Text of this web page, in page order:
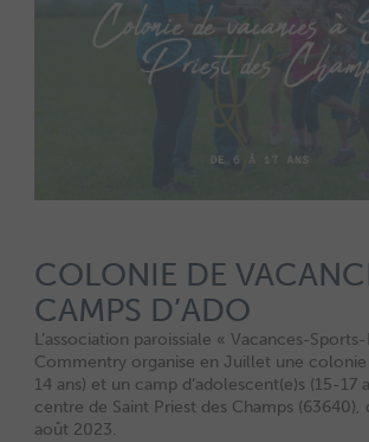
COLONIE DE
CAMPS D’ADO
L’association paroissiale « Vacances-
Commentry organise en Juillet une colonie
14 ans) et un camp d’adolescent(e)s (15-17
centre de Saint Priest des Champs (63640),
août 2023.